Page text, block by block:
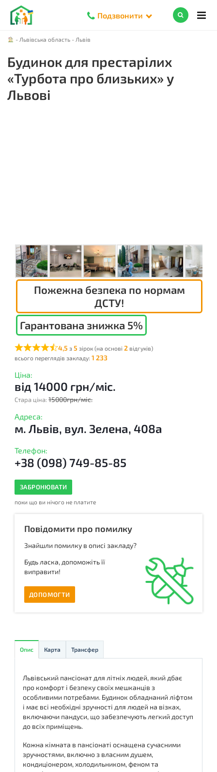
Подзвонити
- Львівська область- Львів
Будинок для престарілих
«Турбота про близьких» у
Львові
Пожежна безпека по нормам
ДСТУ!
Гарантована знижка 5%
4,5 з 5 зірок (на основі 2 відгуків)
всього переглядів закладу: 1 233
Ціна:
від 14000 грн/міс.
Стара ціна: 15000грн/міс.
Адреса:
м. Львів, вул. Зелена, 408а
Телефон:
+38 (098) 749-85-85
ЗАБРОНЮВАТИ
поки що ви нічого не платите
Повідомити про помилку
Знайшли помилку в описі закладу?
Будь ласка, допоможіть її
виправити!
ДОПОМОГТИ
Опис Карта Трансфер
Львівський пансіонат для літніх людей, який дбає
про комфорт і безпеку своїх мешканців з
особливими потребами. Будинок обладнаний ліфтом
і має всі необхідні зручності для людей на візках,
включаючи пандуси, що забезпечують легкий доступ
до всіх приміщень.
Кожна кімната в пансіонаті оснащена сучасними
зручностями, включно з власним душем,
кондиціонером, холодильником, феном та